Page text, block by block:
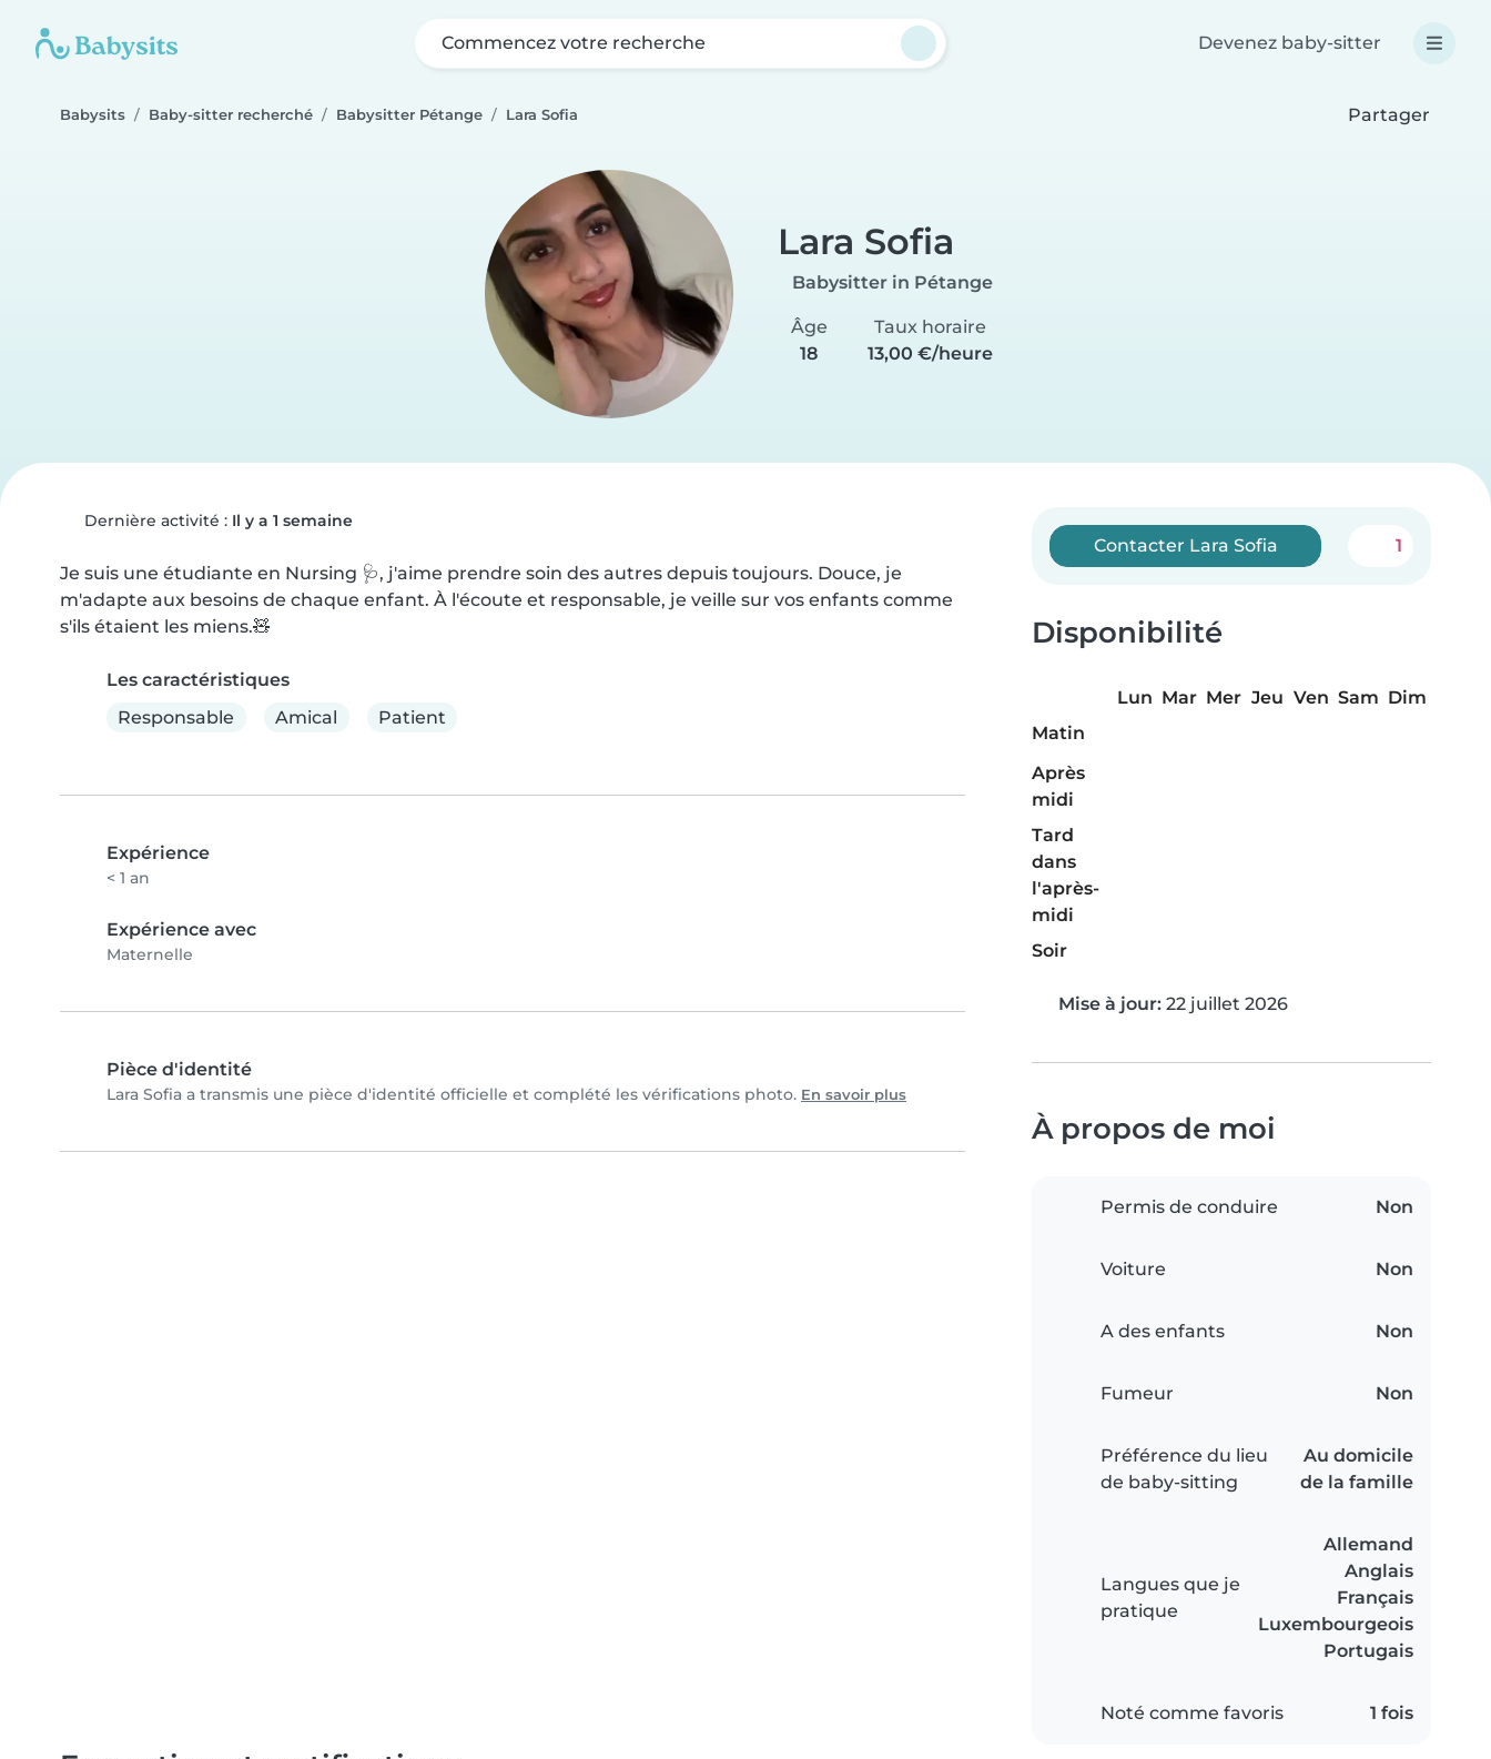
Commencez votre recherche Devenez baby-sitter
Babysits Baby-sitter recherché Babysitter Pétange Lara Sofia Partager
Lara Sofia
Babysitter in Pétange
Âge
18
Taux horaire
13,00 €/heure
Dernière activité : Il y a 1 semaine
Je suis une étudiante en Nursing 🩺, j'aime prendre soin des autres depuis toujours. Douce, je
m'adapte aux besoins de chaque enfant. À l'écoute et responsable, je veille sur vos enfants comme
s'ils étaient les miens.🧸
Les caractéristiques
Responsable
Amical Patient
Expérience
< 1 an
Expérience avec
Maternelle
Pièce d'identité
Lara Sofia a transmis une pièce d'identité officielle et complété les vérifications photo. En savoir plus
Contacter Lara Sofia 1
Disponibilité
Lun Mar Mer Jeu Ven Sam Dim
Matin
Après
midi
Tard
dans
l'après-
midi
Soir
Mise à jour: 22 juillet 2026
À propos de moi
Permis de conduire Non
Voiture Non
A des enfants Non
Fumeur Non
Préférence du lieu
de baby-sitting
Au domicile
de la famille
Langues que je
pratique
Allemand
Anglais
Français
Luxembourgeois
Portugais
Noté comme favoris 1 fois